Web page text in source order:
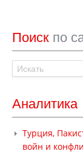
Поиск по
Аналитика
Турция,
войн и